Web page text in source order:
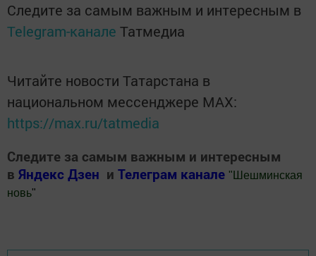
Следите за самым важным и интересным в
Telegram-канале Татмедиа
Читайте новости Татарстана в
национальном мессенджере MАХ:
https://max.ru/tatmedia
Следите за самым важным и интересным
в Яндекс Дзен и Телеграм канале " Шешминская
новь"